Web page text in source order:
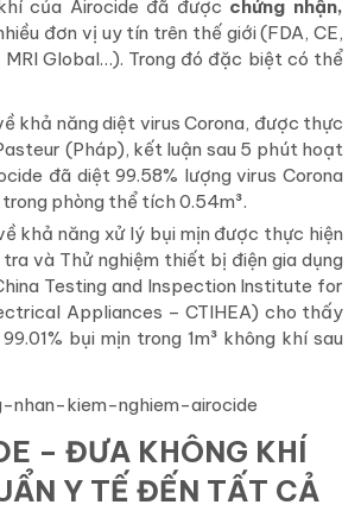
của Airocide đã được chứng nhận,
đơn vị uy tín trên thế giới (FDA, CE,
MRI Global…). Trong đó đặc biệt có thể
khả năng diệt virus Corona, được thực
(Pháp), kết luận sau 5 phút hoạt
đã diệt 99.58% lượng virus Corona
trong phòng thể tích 0.54m³.
khả năng xử lý bụi mịn được thực hiện
tra và Thử nghiệm thiết bị điện gia dụng
Testing and Inspection Institute for
Appliances – CTIHEA) cho thấy
bụi mịn trong 1m³ không khí sau
– ĐƯA KHÔNG KHÍ
Y TẾ ĐẾN TẤT CẢ